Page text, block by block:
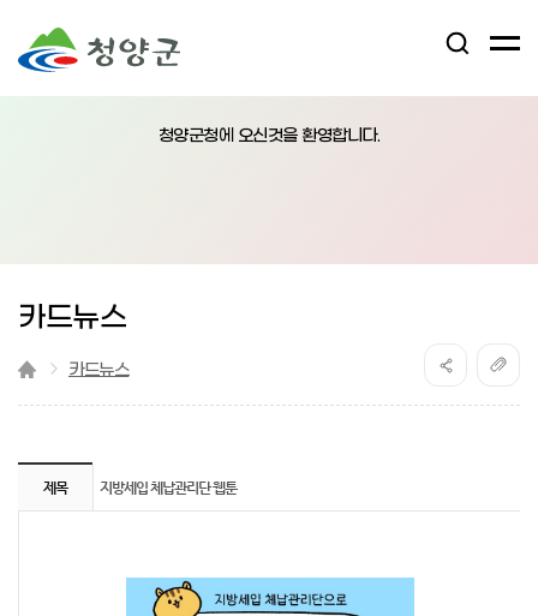
검
어
청양군청에 오신것을 환영합니다.
카드뉴스
카드뉴스
지방세입 체납관리단 웹툰 게시판 상세보기
제목 지방세입 체납관리단 웹툰